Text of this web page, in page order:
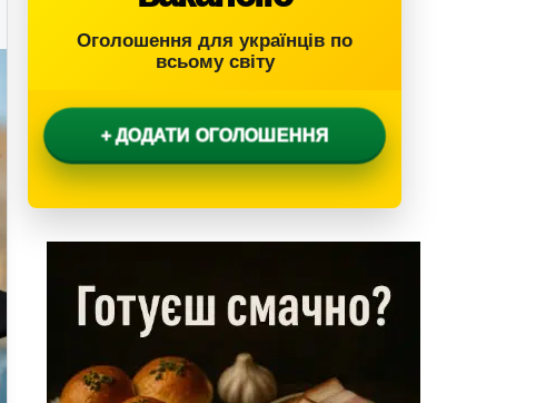
Оголошення для українців по
всьому світу
+ ДОДАТИ ОГОЛОШЕННЯ